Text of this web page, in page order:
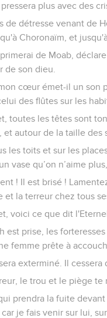
pressera plus avec des
de détresse venant de
Choronaïm, et
de Moab,
de son dieu.
cœur émet-il un son
des flûtes sur les
toutes les têtes sont
et autour de la taille des
les toits et sur les
vase qu’on n’aime
! Il est brisé !
et la terreur chez tous
voici ce que dit
est prise, les
femme prête à
exterminé. Il cessera
le trou et le piège te
prendra la fuite
je fais venir sur lui,